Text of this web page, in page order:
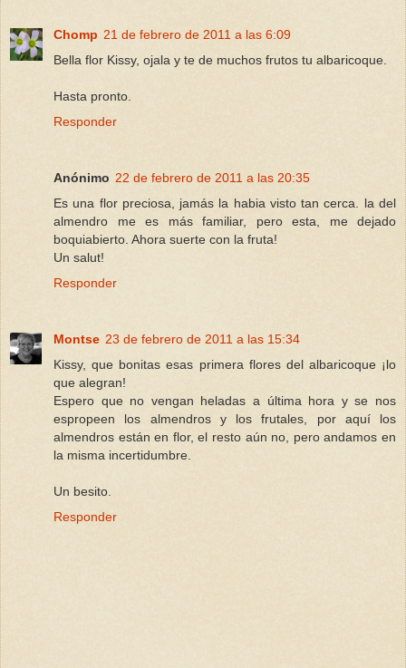
Chomp 21 de febrero de 2011 a las 6:09
Bella flor Kissy, ojala y te de muchos frutos tu albaricoque.
Hasta pronto.
Responder
Anónimo 22 de febrero de 2011 a las 20:35
Es una flor preciosa, jamás la habia visto tan cerca. la del
almendro me es más familiar, pero esta, me dejado
boquiabierto. Ahora suerte con la fruta!
Un salut!
Responder
Montse 23 de febrero de 2011 a las 15:34
Kissy, que bonitas esas primera flores del albaricoque ¡lo
que alegran!
Espero que no vengan heladas a última hora y se nos
espropeen los almendros y los frutales, por aquí los
almendros están en flor, el resto aún no, pero andamos en
la misma incertidumbre.
Un besito.
Responder